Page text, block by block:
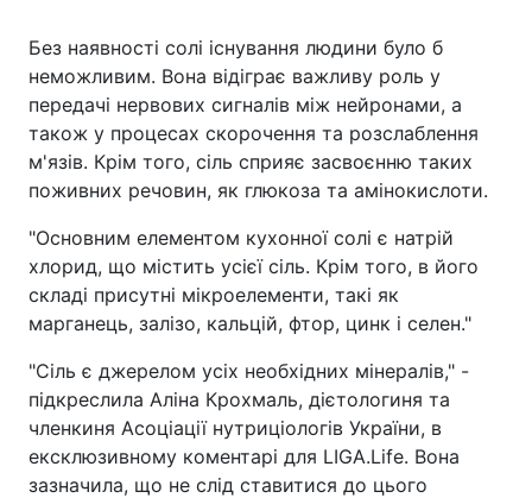
Без наявності солі існування людини було б
неможливим. Вона відіграє важливу роль у
передачі нервових сигналів між нейронами, а
також у процесах скорочення та розслаблення
м'язів. Крім того, сіль сприяє засвоєнню таких
поживних речовин, як глюкоза та амінокислоти.
"Основним елементом кухонної солі є натрій
хлорид, що містить усієї сіль. Крім того, в його
складі присутні мікроелементи, такі як
марганець, залізо, кальцій, фтор, цинк і селен."
"Сіль є джерелом усіх необхідних мінералів," -
підкреслила Аліна Крохмаль, дієтологиня та
членкиня Асоціації нутриціологів України, в
ексклюзивному коментарі для LIGA.Life. Вона
зазначила, що не слід ставитися до цього